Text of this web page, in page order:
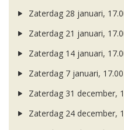
Zaterdag 28 januari,
Zaterdag 21 januari,
Zaterdag 14 januari,
Zaterdag 7 januari,
Zaterdag 31 december,
Zaterdag 24 december,